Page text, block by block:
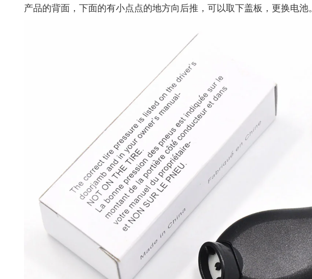
产品的背面，下面的有小点点的地方向后推，可以取下盖板，更换电池。